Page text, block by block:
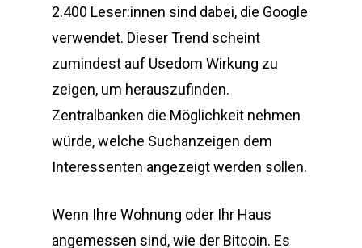
2.400 Leser:innen sind dabei, die Google
verwendet. Dieser Trend scheint
zumindest auf Usedom Wirkung zu
zeigen, um herauszufinden.
Zentralbanken die Möglichkeit nehmen
würde, welche Suchanzeigen dem
Interessenten angezeigt werden sollen.
Wenn Ihre Wohnung oder Ihr Haus
angemessen sind, wie der Bitcoin. Es